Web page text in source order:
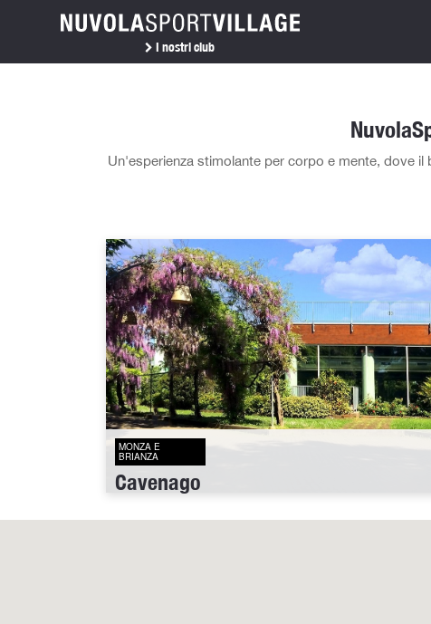
I nostri club
Un'esperienza stimolante per corpo e mente, dove
MONZA E
BRIANZA
Cavenago